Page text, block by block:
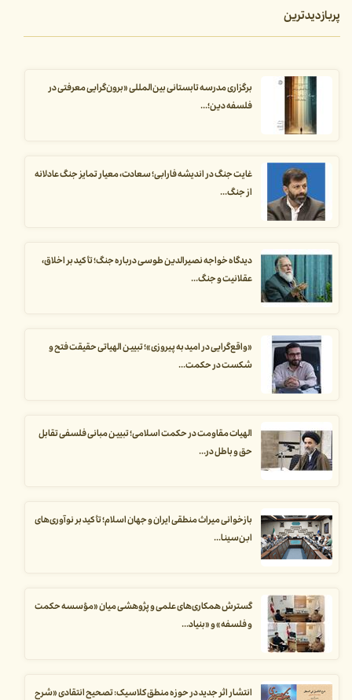
پربازدیدترین
برگزاری مدرسه تابستانی بین‌المللی «برون‌گرایی معرفتی در
فلسفه دین؛...
غایت جنگ در اندیشه فارابی؛ سعادت، معیار تمایز جنگ عادلانه
از جنگ...
دیدگاه خواجه نصیرالدین طوسی درباره جنگ؛ تأکید بر اخلاق،
عقلانیت و جنگ...
«واقع‌گرایی در امید به پیروزی»؛ تبیین الهیاتی حقیقت فتح و
شکست در حکمت...
الهیات مقاومت در حکمت اسلامی؛ تبیین مبانی فلسفی تقابل
حق و باطل در...
بازخوانی میراث منطقی ایران و جهان اسلام؛ تأکید بر نوآوری‌های
ابن‌سینا...
گسترش همکاری‌های علمی و پژوهشی میان «مؤسسه حکمت
و فلسفه» و «بنیاد...
انتشار اثر جدید در حوزه منطق کلاسیک: تصحیح انتقادی «شرح